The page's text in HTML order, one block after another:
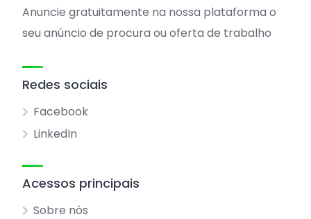
Anuncie gratuitamente na nossa plataforma o
seu anúncio de procura ou oferta de trabalho
Redes sociais
Facebook
LinkedIn
Acessos principais
Sobre nós